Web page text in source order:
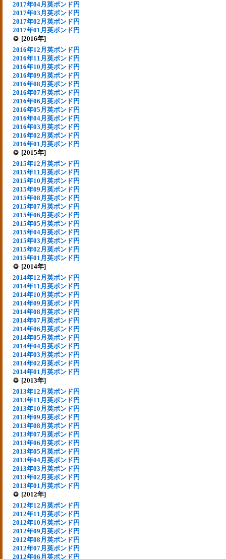
2017年04月英ポンド円
2017年03月英ポンド円
2017年02月英ポンド円
2017年01月英ポンド円
[2016年]
2016年12月英ポンド円
2016年11月英ポンド円
2016年10月英ポンド円
2016年09月英ポンド円
2016年08月英ポンド円
2016年07月英ポンド円
2016年06月英ポンド円
2016年05月英ポンド円
2016年04月英ポンド円
2016年03月英ポンド円
2016年02月英ポンド円
2016年01月英ポンド円
[2015年]
2015年12月英ポンド円
2015年11月英ポンド円
2015年10月英ポンド円
2015年09月英ポンド円
2015年08月英ポンド円
2015年07月英ポンド円
2015年06月英ポンド円
2015年05月英ポンド円
2015年04月英ポンド円
2015年03月英ポンド円
2015年02月英ポンド円
2015年01月英ポンド円
[2014年]
2014年12月英ポンド円
2014年11月英ポンド円
2014年10月英ポンド円
2014年09月英ポンド円
2014年08月英ポンド円
2014年07月英ポンド円
2014年06月英ポンド円
2014年05月英ポンド円
2014年04月英ポンド円
2014年03月英ポンド円
2014年02月英ポンド円
2014年01月英ポンド円
[2013年]
2013年12月英ポンド円
2013年11月英ポンド円
2013年10月英ポンド円
2013年09月英ポンド円
2013年08月英ポンド円
2013年07月英ポンド円
2013年06月英ポンド円
2013年05月英ポンド円
2013年04月英ポンド円
2013年03月英ポンド円
2013年02月英ポンド円
2013年01月英ポンド円
[2012年]
2012年12月英ポンド円
2012年11月英ポンド円
2012年10月英ポンド円
2012年09月英ポンド円
2012年08月英ポンド円
2012年07月英ポンド円
2012年06月英ポンド円